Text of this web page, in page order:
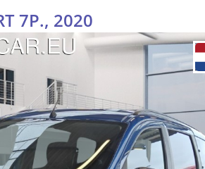
7P., 2020